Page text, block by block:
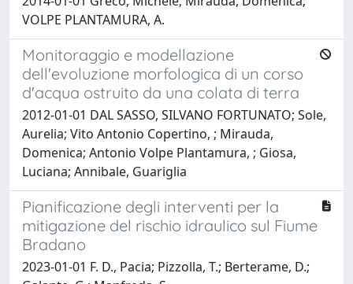
VOLPE PLANTAMURA, A.
Monitoraggio e modellazione
dell'evoluzione morfologica di un corso
d'acqua ostruito da una colata di terra
2012-01-01 DAL SASSO, SILVANO FORTUNATO; Sole,
Aurelia; Vito Antonio Copertino, ; Mirauda,
Domenica; Antonio Volpe Plantamura, ; Giosa,
Luciana; Annibale, Guariglia
Pianificazione degli interventi per la
mitigazione del rischio idraulico sul Fiume
Bradano
2023-01-01 F. D., Pacia; Pizzolla, T.; Berterame, D.;